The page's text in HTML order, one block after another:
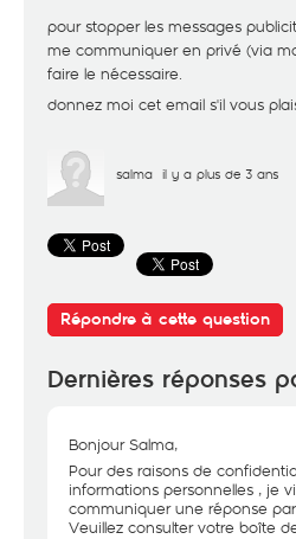
pour stopper les messages
me communiquer en privé (via
faire le nécessaire.
donnez moi cet email s'il vous
salma il y a plus de 3 ans
Répondre à cette question
Dernières réponses
Bonjour Salma,
Pour des raisons de
informations personnelles , je
communiquer une réponse
Veuillez consulter votre boîte